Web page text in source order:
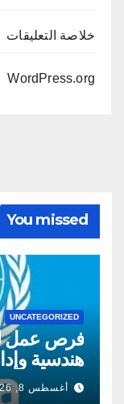
خلاصة التعليقات
WordPress.org
You missed
UNCATEGORIZED
فرص عمل
هندسية
أغسطس 8, 2026